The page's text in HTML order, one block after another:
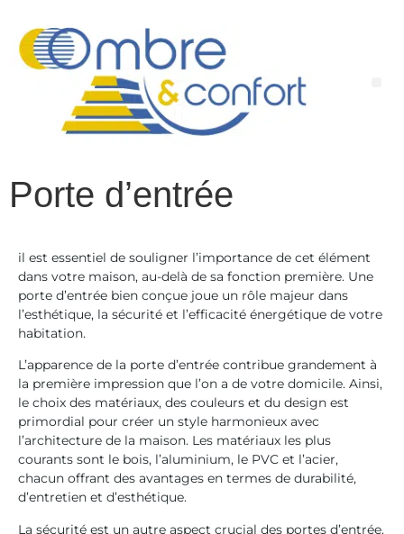
Porte d’entrée
il est essentiel de souligner l’importance de cet élément
dans votre maison, au-delà de sa fonction première. Une
porte d’entrée bien conçue joue un rôle majeur dans
l’esthétique, la sécurité et l’efficacité énergétique de votre
habitation.
L’apparence de la porte d’entrée contribue grandement à
la première impression que l’on a de votre domicile. Ainsi,
le choix des matériaux, des couleurs et du design est
primordial pour créer un style harmonieux avec
l’architecture de la maison. Les matériaux les plus
courants sont le bois, l’aluminium, le PVC et l’acier,
chacun offrant des avantages en termes de durabilité,
d’entretien et d’esthétique.
La sécurité est un autre aspect crucial des portes d’entrée.